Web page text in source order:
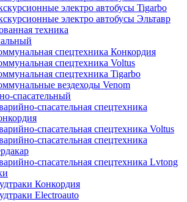
электро автобусы Tigarbo
электро автобусы Эльтавр
техника
спецтехника Конкордия
спецтехника Voltus
спецтехника Tigarbo
вездеходы Venom
спасательный
спасательная спецтехника
спасательная спецтехника Voltus
спасательная спецтехника
спасательная спецтехника Lvtong
Конкордия
Electroauto